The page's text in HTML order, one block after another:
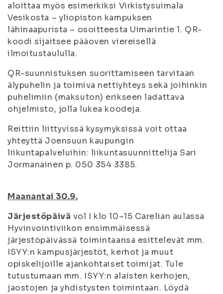
aloittaa myös esimerkiksi Virkistysuimala
Vesikosta – yliopiston kampuksen
lähinaapurista – osoitteesta Uimarintie 1. QR-
koodi sijaitsee pääoven viereisellä
ilmoitustaululla.
QR-suunnistuksen suorittamiseen tarvitaan
älypuhelin ja toimiva nettiyhteys sekä joihinkin
puhelimiin (maksuton) erikseen ladattava
ohjelmisto, jolla lukea koodeja.
Reittiin liittyvissä kysymyksissä voit ottaa
yhteyttä Joensuun kaupungin
liikuntapalveluihin: liikuntasuunnittelija Sari
Jormanainen p. 050 354 3385.
Maanantai 30.9.
Järjestöpäivä vol I klo 10–15 Carelian aulassa
Hyvinvointiviikon ensimmäisessä
järjestöpäivässä toimintaansa esittelevät mm.
ISYY:n kampusjärjestöt, kerhot ja muut
opiskelijoille ajankohtaiset toimijat. Tule
tutustumaan mm. ISYY:n alaisten kerhojen,
jaostojen ja yhdistysten toimintaan. Löydä